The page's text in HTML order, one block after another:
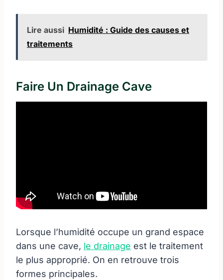
Lire aussi Humidité : Guide des causes et
traitements
Faire Un Drainage Cave
Lorsque l’humidité occupe un grand espace
dans une cave, le drainage est le traitement
le plus approprié. On en retrouve trois
formes principales.